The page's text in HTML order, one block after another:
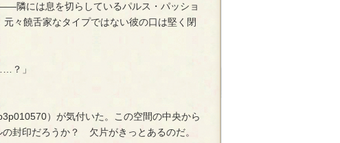
隣には息を切らしているパルス・パッショ
々饒舌家なタイプではない彼の口は堅く閉
？」
）が気付いた。この空間の中央から
封印だろうか？ 欠片がきっとあるのだ。